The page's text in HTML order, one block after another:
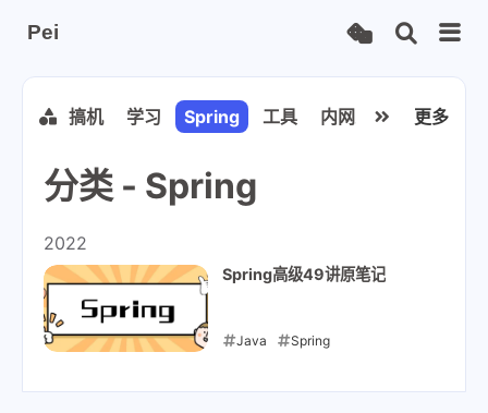
Pei
搞机 学习 Spring 工具 内网穿透 娱乐
更多
分类 - Spring
2022
Spring高级49讲原笔记
Java Spring